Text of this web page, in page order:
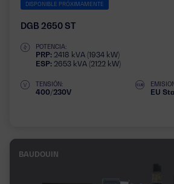
DISPONIBLE PRÓXIMAMENTE
DGB 2650 ST
POTENCIA:
PRP: 2418 kVA (1934 kW)
ESP: 2653 kVA (2122 kW)
TENSIÓN:
400/230V EU
BAUDOUIN